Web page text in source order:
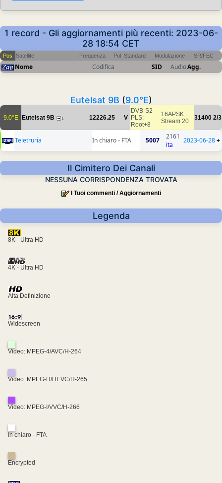
1 record - Gli aggiornamenti più recenti: 2023-06-
28 18:54 CET
Pos Satellite Frequenza Pol Standard Modulazione SR/FEC
Nome Codifica SID AudioAgg.
Eutelsat 9B (9.0°E)
9.0°E Eutelsat 9B 1 12226.25 V
DVB-S2
PLS:
Root+8
16APSK
Stream 20
31400 2/3
Teletruria In chiaro - FTA 5007
2161
ita
2023-06-28+
Il Cimitero Dei Canali
NESSUNA CORRISPONDENZA TROVATA
I Tuoi commenti / Aggiornamenti
Legenda
8K - Ultra HD
4K - Ultra HD
Alta Definizione
Widescreen
Video: MPEG-4/AVC/H-264
Video: MPEG-H/HEVC/H-265
Video: MPEG-I/VVC/H-266
In chiaro - FTA
Encrypted